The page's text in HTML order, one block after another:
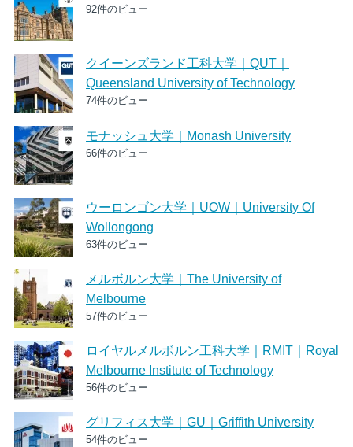
92件のビュー
クイーンズランド工科大学｜QUT｜
Queensland University of Technology
74件のビュー
モナッシュ大学｜Monash University
66件のビュー
ウーロンゴン大学｜UOW｜University Of
Wollongong
63件のビュー
メルボルン大学｜The University of
Melbourne
57件のビュー
ロイヤルメルボルン工科大学｜RMIT｜Royal
Melbourne Institute of Technology
56件のビュー
グリフィス大学｜GU｜Griffith University
54件のビュー